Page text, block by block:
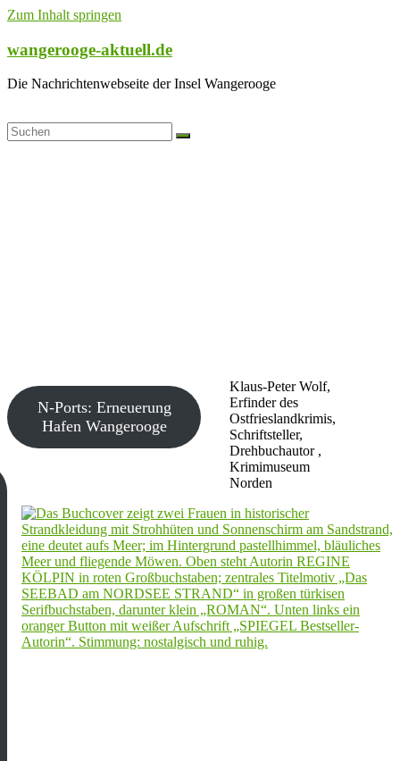
Zum Inhalt springen
wangerooge-aktuell.de
Die Nachrichtenwebseite der Insel Wangerooge
Klaus-Peter Wolf,
Erfinder des
Ostfrieslandkrimis,
Schriftsteller,
Drehbuchautor ,
Krimimuseum
Norden
N-Ports: Erneuerung
Hafen Wangerooge